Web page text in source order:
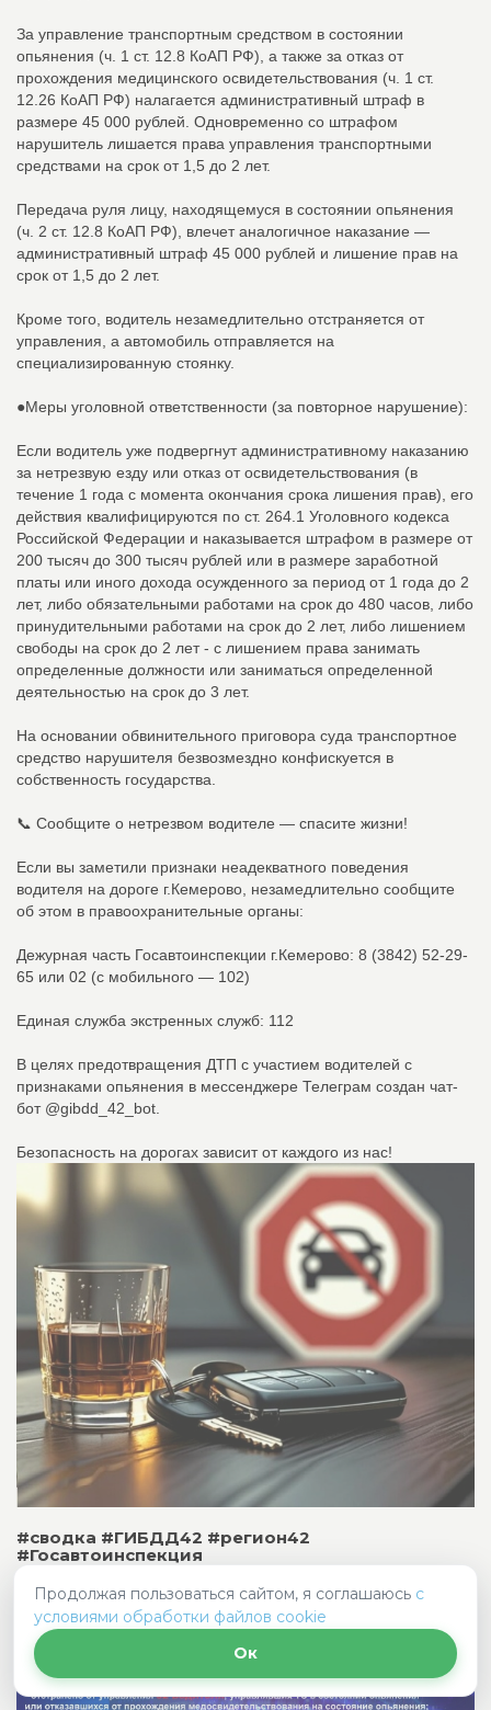
За управление транспортным средством в состоянии
опьянения (ч. 1 ст. 12.8 КоАП РФ), а также за отказ от
прохождения медицинского освидетельствования (ч. 1 ст.
12.26 КоАП РФ) налагается административный штраф в
размере 45 000 рублей. Одновременно со штрафом
нарушитель лишается права управления транспортными
средствами на срок от 1,5 до 2 лет.
Передача руля лицу, находящемуся в состоянии опьянения
(ч. 2 ст. 12.8 КоАП РФ), влечет аналогичное наказание —
административный штраф 45 000 рублей и лишение прав на
срок от 1,5 до 2 лет.
Кроме того, водитель незамедлительно отстраняется от
управления, а автомобиль отправляется на
специализированную стоянку.
●Меры уголовной ответственности (за повторное нарушение):
Если водитель уже подвергнут административному наказанию
за нетрезвую езду или отказ от освидетельствования (в
течение 1 года с момента окончания срока лишения прав), его
действия квалифицируются по ст. 264.1 Уголовного кодекса
Российской Федерации и наказывается штрафом в размере от
200 тысяч до 300 тысяч рублей или в размере заработной
платы или иного дохода осужденного за период от 1 года до 2
лет, либо обязательными работами на срок до 480 часов, либо
принудительными работами на срок до 2 лет, либо лишением
свободы на срок до 2 лет - с лишением права занимать
определенные должности или заниматься определенной
деятельностью на срок до 3 лет.
На основании обвинительного приговора суда транспортное
средство нарушителя безвозмездно конфискуется в
собственность государства.
📞 Сообщите о нетрезвом водителе — спасите жизни!
Если вы заметили признаки неадекватного поведения
водителя на дороге г.Кемерово, незамедлительно сообщите
об этом в правоохранительные органы:
Дежурная часть Госавтоинспекции г.Кемерово: 8 (3842) 52-29-
65 или 02 (с мобильного — 102)
Единая служба экстренных служб: 112
В целях предотвращения ДТП с участием водителей с
признаками опьянения в мессенджере Телеграм создан чат-
бот @gibdd_42_bot.
Безопасность на дорогах зависит от каждого из нас!
#сводка #ГИБДД42 #регион42
#Госавтоинспекция
#сводка #ГИБДД42 #регион42 #Госавтоинспекция
Продолжая пользоваться сайтом, я соглашаюсь с
условиями обработки файлов cookie
Ок